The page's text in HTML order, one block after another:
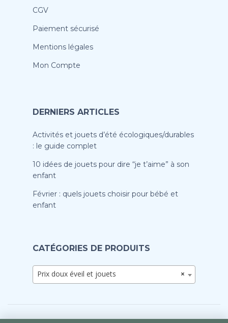
CGV
Paiement sécurisé
Mentions légales
Mon Compte
DERNIERS ARTICLES
Activités et jouets d’été écologiques/durables
: le guide complet
10 idées de jouets pour dire “je t’aime” à son
enfant
Février : quels jouets choisir pour bébé et
enfant
CATÉGORIES DE PRODUITS
×
Prix doux éveil et jouets